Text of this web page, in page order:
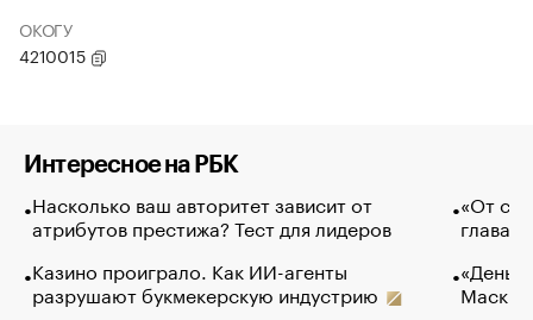
ОКОГУ
4210015
Интересное на РБК
Насколько ваш авторитет зависит от
атрибутов престижа? Тест для лидеров
Казино проиграло. Как ИИ-агенты
разрушают букмекерскую индустрию
«От
глава
Маск в